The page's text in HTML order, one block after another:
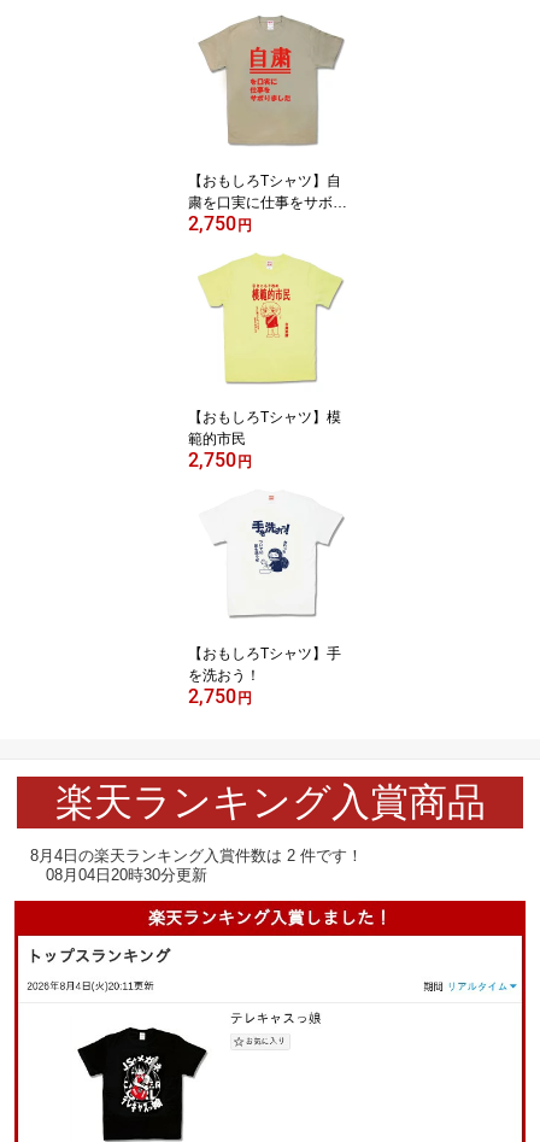
【おもしろTシャツ】自
粛を口実に仕事をサボり
ました
2,750 円
【おもしろTシャツ】模
範的市民
2,750 円
【おもしろTシャツ】手
を洗おう！
2,750 円
楽天ランキング入賞商品
8月4日の楽天ランキング入賞件数は 2 件です！
08月04日20時30分更新